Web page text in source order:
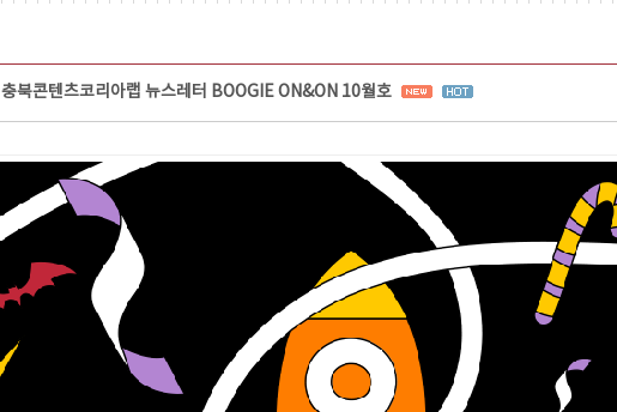
북콘텐츠코리아랩 뉴스레터 BOOGIE ON&ON 10월호